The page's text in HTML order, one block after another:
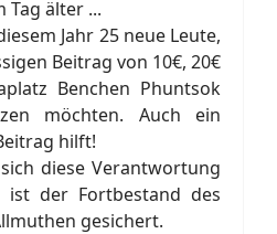
Tag älter ...
Jahr 25 neue Leute,
Beitrag von 10€, 20€
Benchen Phuntsok
möchten. Auch ein
hilft!
diese Verantwortung
der Fortbestand des
gesichert.